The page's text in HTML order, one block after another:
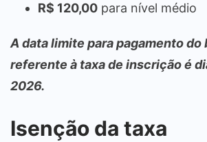
R$ 120,00 para nível médio
A data limite para pagamento
referente à taxa de inscrição é
2026.
Isenção da taxa